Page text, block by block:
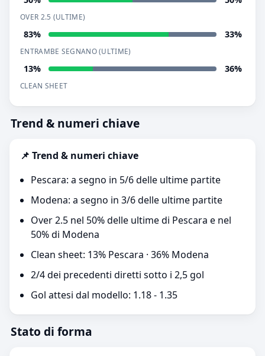
OVER 2.5 (ULTIME)
83% 33%
ENTRAMBE SEGNANO (ULTIME)
13% 36%
CLEAN SHEET
Trend & numeri chiave
📌 Trend & numeri chiave
Pescara: a segno in 5/6 delle ultime partite
Modena: a segno in 3/6 delle ultime partite
Over 2.5 nel 50% delle ultime di Pescara e nel
50% di Modena
Clean sheet: 13% Pescara · 36% Modena
2/4 dei precedenti diretti sotto i 2,5 gol
Gol attesi dal modello: 1.18 - 1.35
Stato di forma